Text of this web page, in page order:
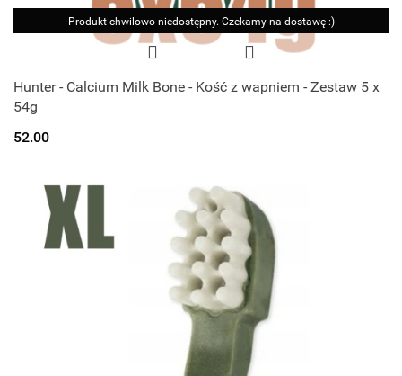
Produkt chwilowo niedostępny. Czekamy na dostawę :)
Hunter - Calcium Milk Bone - Kość z wapniem - Zestaw 5 x
54g
52.00